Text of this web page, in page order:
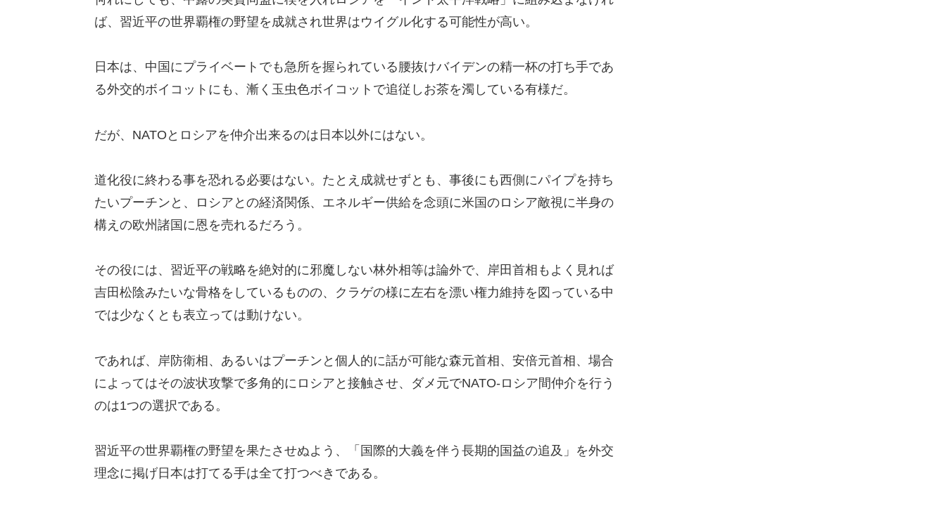
ば、習近平の世界覇権の野望を成就され世界はウイグル化する可能性が高い。
日本は、中国にプライベートでも急所を握られている腰抜けバイデンの精一杯の打ち手であ
る外交的ボイコットにも、漸く玉虫色ボイコットで追従しお茶を濁している有様だ。
だが、NATOとロシアを仲介出来るのは日本以外にはない。
道化役に終わる事を恐れる必要はない。たとえ成就せずとも、事後にも西側にパイプを持ち
たいプーチンと、ロシアとの経済関係、エネルギー供給を念頭に米国のロシア敵視に半身の
構えの欧州諸国に恩を売れるだろう。
その役には、習近平の戦略を絶対的に邪魔しない林外相等は論外で、岸田首相もよく見れば
吉田松陰みたいな骨格をしているものの、クラゲの様に左右を漂い権力維持を図っている中
では少なくとも表立っては動けない。
であれば、岸防衛相、あるいはプーチンと個人的に話が可能な森元首相、安倍元首相、場合
によってはその波状攻撃で多角的にロシアと接触させ、ダメ元でNATO-ロシア間仲介を行う
のは1つの選択である。
習近平の世界覇権の野望を果たさせぬよう、「国際的大義を伴う長期的国益の追及」を外交
理念に掲げ日本は打てる手は全て打つべきである。